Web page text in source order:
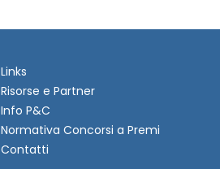
Links
Risorse e Partner
Info P&C
Normativa Concorsi a Premi
Contatti